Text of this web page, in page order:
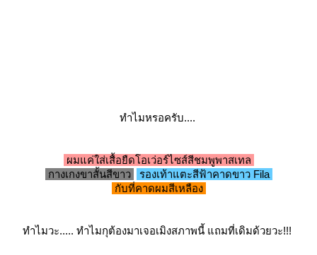
ทำไมหรอครับ....
ผมแค่ใส่เสื้อยืดโอเว่อร์ไซส์สีชมพูพาสเทล
กางเกงขาสั้นสีขาว
รองเท้าแตะสีฟ้าคาดขาว Fila
กับที่คาดผมสีเหลือง
ทำไมวะ..... ทำไมกุต้องมาเจอเมิงสภาพนี้ แถมที่เดิมด้วยวะ!!!